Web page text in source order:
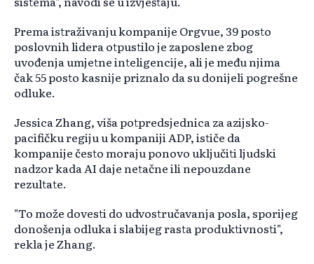
Prema istraživanju kompanije Orgvue, 39 posto
poslovnih lidera otpustilo je zaposlene zbog
uvođenja umjetne inteligencije, ali je među njima
čak 55 posto kasnije priznalo da su donijeli pogrešne
odluke.
Jessica Zhang, viša potpredsjednica za azijsko-
pacifičku regiju u kompaniji ADP, ističe da
kompanije često moraju ponovo uključiti ljudski
nadzor kada AI daje netačne ili nepouzdane
rezultate.
"To može dovesti do udvostručavanja posla, sporijeg
donošenja odluka i slabijeg rasta produktivnosti",
rekla je Zhang.